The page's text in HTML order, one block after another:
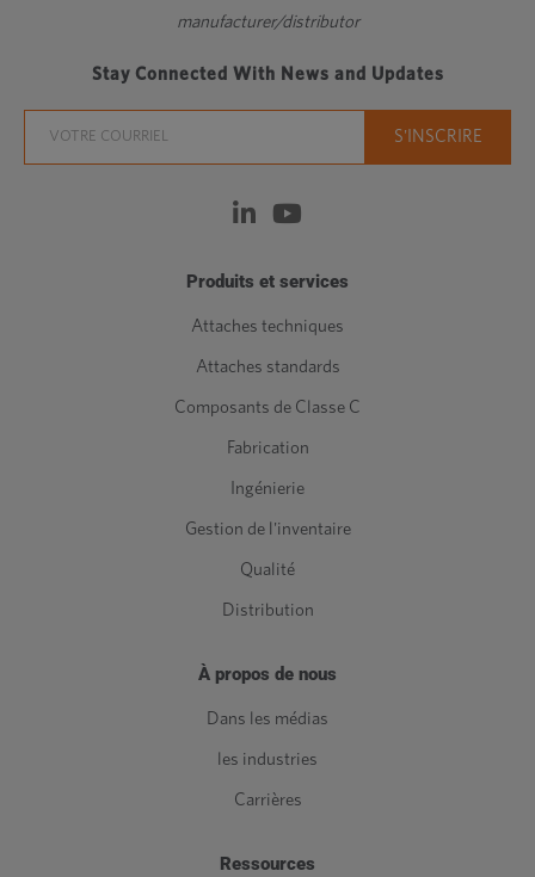
manufacturer/distributor
Stay Connected With News and Updates
Produits et services
Attaches techniques
Attaches standards
Composants de Classe C
Fabrication
Ingénierie
Gestion de l'inventaire
Qualité
Distribution
À propos de nous
Dans les médias
les industries
Carrières
Ressources